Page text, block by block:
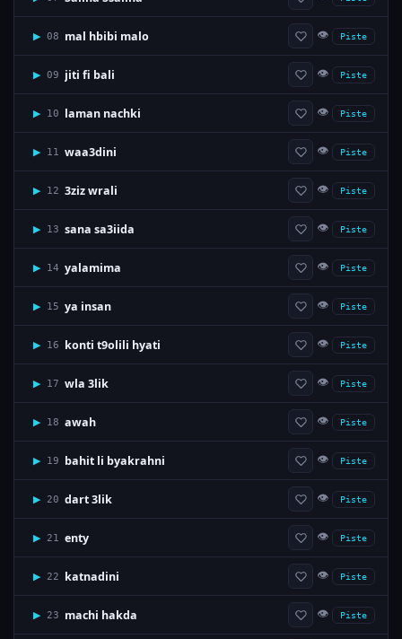
▶ 08 mal hbibi malo 👁 Piste
▶ 09 jiti fi bali 👁 Piste
▶ 10 laman nachki 👁 Piste
▶ 11 waa3dini 👁 Piste
▶ 12 3ziz wrali 👁 Piste
▶ 13 sana sa3iida 👁 Piste
▶ 14 yalamima 👁 Piste
▶ 15 ya insan 👁 Piste
▶ 16 konti t9olili hyati 👁 Piste
▶ 17 wla 3lik 👁 Piste
▶ 18 awah 👁 Piste
▶ 19 bahit li byakrahni 👁 Piste
▶ 20 dart 3lik 👁 Piste
▶ 21 enty 👁 Piste
▶ 22 katnadini 👁 Piste
▶ 23 machi hakda 👁 Piste